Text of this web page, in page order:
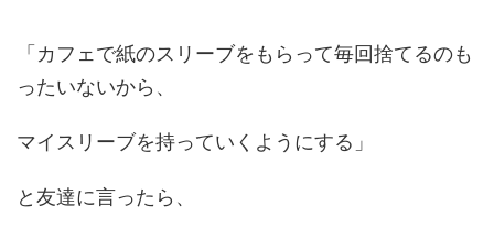
「カフェで紙のスリーブをもらって毎回捨てるのも
ったいないから、
マイスリーブを持っていくようにする」
と友達に言ったら、